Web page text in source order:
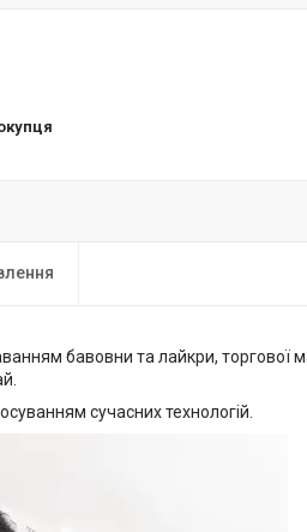
бавовни та лайкри, торгової
сучасних технологій.